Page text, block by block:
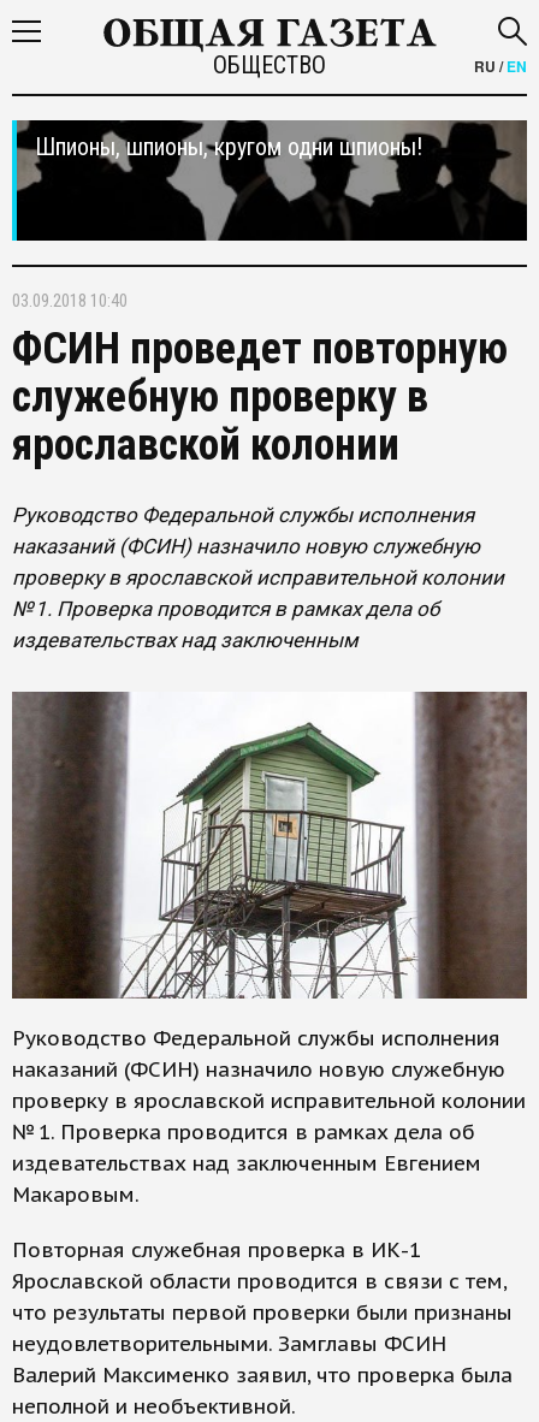
ОБЩЕСТВО RU /EN
Шпионы, шпионы, кругом одни шпионы!
03.09.2018 10:40
ФСИН проведет повторную
служебную проверку в
ярославской колонии
Руководство Федеральной службы исполнения
наказаний (ФСИН) назначило новую служебную
проверку в ярославской исправительной колонии
№ 1. Проверка проводится в рамках дела об
издевательствах над заключенным
Руководство Федеральной службы исполнения
наказаний (ФСИН) назначило новую служебную
проверку в ярославской исправительной колонии
№ 1. Проверка проводится в рамках дела об
издевательствах над заключенным Евгением
Макаровым.
Повторная служебная проверка в ИК-1
Ярославской области проводится в связи с тем,
что результаты первой проверки были признаны
неудовлетворительными. Замглавы ФСИН
Валерий Максименко заявил, что проверка была
неполной и необъективной.